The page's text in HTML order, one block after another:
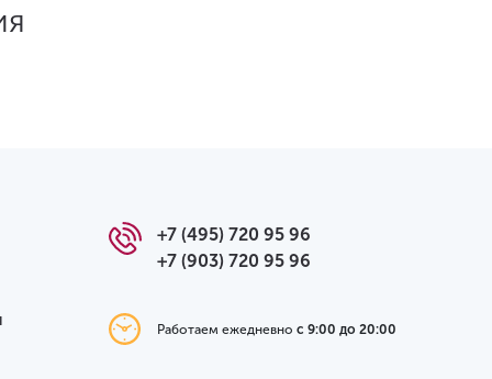
+7 (495) 720 95 96
+7 (903) 720 95 96
Работаем ежедневнос 9:00 до 20:00